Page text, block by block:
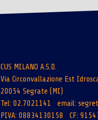
CUS MILANO A.S.D.
Via Circonvallazione Est
20054 Segrate (MI)
Tel: 02.7021141 email:
PIVA: 08834130158 CF: